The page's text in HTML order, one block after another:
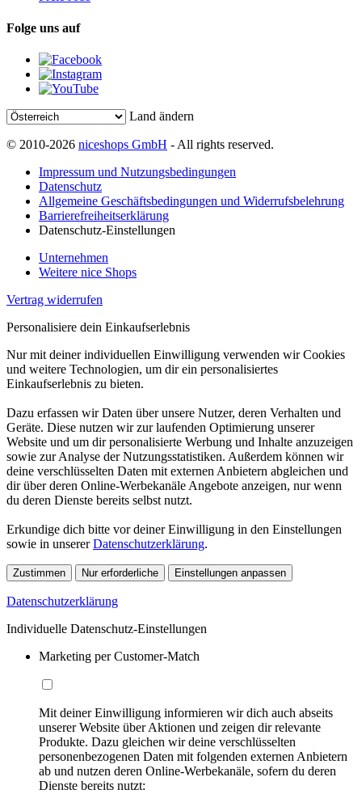
Folge uns auf
Land ändern
© 2010-2026 niceshops GmbH - All rights reserved.
Impressum und Nutzungsbedingungen
Datenschutz
Allgemeine Geschäftsbedingungen und Widerrufsbelehrung
Barrierefreiheitserklärung
Datenschutz-Einstellungen
Unternehmen
Weitere nice Shops
Vertrag widerrufen
Personalisiere dein Einkaufserlebnis
Nur mit deiner individuellen Einwilligung verwenden wir Cookies
und weitere Technologien, um dir ein personalisiertes
Einkaufserlebnis zu bieten.
Dazu erfassen wir Daten über unsere Nutzer, deren Verhalten und
Geräte. Diese nutzen wir zur laufenden Optimierung unserer
Website und um dir personalisierte Werbung und Inhalte anzuzeigen
sowie zur Analyse der Nutzungsstatistiken. Außerdem können wir
deine verschlüsselten Daten mit externen Anbietern abgleichen und
dir über deren Online-Werbekanäle Angebote anzeigen, nur wenn
du deren Dienste bereits selbst nutzt.
Erkundige dich bitte vor deiner Einwilligung in den Einstellungen
sowie in unsererDatenschutzerklärung.
Zustimmen Nur erforderliche Einstellungen anpassen
Datenschutzerklärung
Individuelle Datenschutz-Einstellungen
Marketing per Customer-Match
Mit deiner Einwilligung informieren wir dich auch abseits
unserer Website über Aktionen und zeigen dir relevante
Produkte. Dazu gleichen wir deine verschlüsselten
personenbezogenen Daten mit folgenden externen Anbietern
ab und nutzen deren Online-Werbekanäle, sofern du deren
Dienste bereits nutzt: